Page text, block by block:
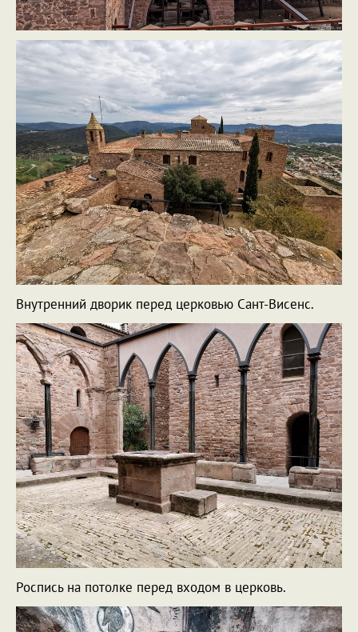
Внутренний дворик перед церковью Сант-Висенс.
Роспись на потолке перед входом в церковь.